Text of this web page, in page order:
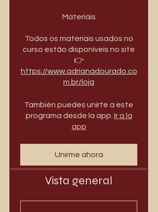
Materiais
Todos os materiais usados no
curso estão disponíveis no site
👉
https://www.adrianadourado.co
m.br/loja
También puedes unirte a este
programa desde la app. Ir a la
app
Unirme ahora
Vista general